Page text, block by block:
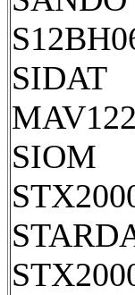
SIDAT
SIOM